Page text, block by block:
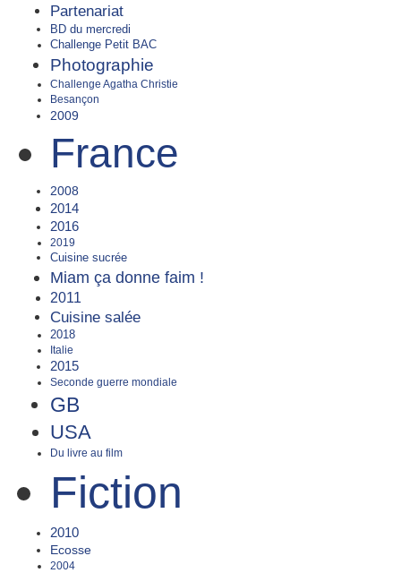
Partenariat
BD du mercredi
Challenge Petit BAC
Photographie
Challenge Agatha Christie
Besançon
2009
France
2008
2014
2016
2019
Cuisine sucrée
Miam ça donne faim !
2011
Cuisine salée
2018
Italie
2015
Seconde guerre mondiale
GB
USA
Du livre au film
Fiction
2010
Ecosse
2004